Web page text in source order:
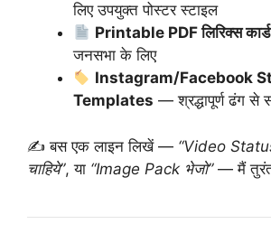
लिए उपयुक्त पोस्टर स्टाइल
Printable PDF लिरिक्स कार्ड
जनसभा के लिए
Instagram/Facebook
Templates — श्रद्धापूर्ण ढंग से
✍️ बस एक लाइन लिखें — “Video
चाहिये”, या “Image Pack भेजो”— मैं तुरंत